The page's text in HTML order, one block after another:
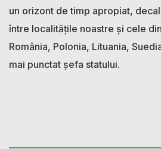
un orizont de timp apropiat,
între localitățile noastre și cele
România, Polonia, Lituania,
mai punctat șefa statului.